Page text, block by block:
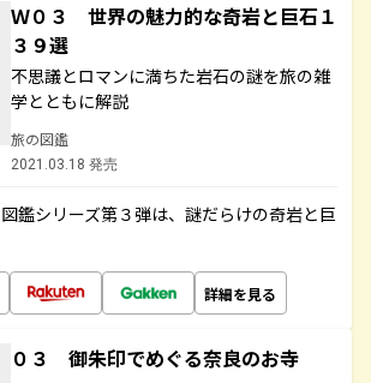
Ｗ０３ 世界の魅力的な奇岩と巨石１
３９選
不思議とロマンに満ちた岩石の謎を旅の雑
学とともに解説
旅の図鑑
2021.03.18 発売
図鑑シリーズ第３弾は、謎だらけの奇岩と巨
詳細を見る
０３ 御朱印でめぐる奈良のお寺